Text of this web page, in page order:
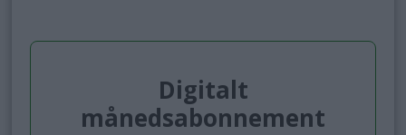
Digitalt
månedsabonnement